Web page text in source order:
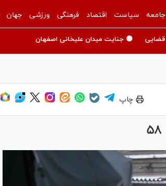
جامعه سیاست اقتصاد فرهنگی ورزشی جهان
قضایی 🟡 جنایت میدان علیخانی اصفهان
چاپ